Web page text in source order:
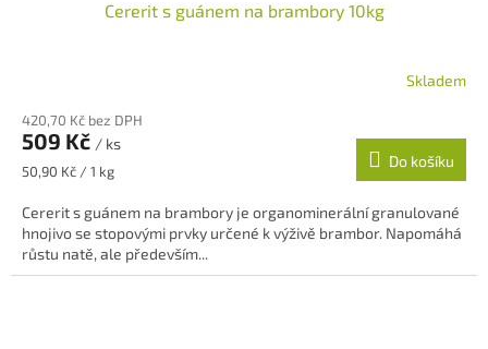
Cererit s guánem na brambory 10kg
produktu
je
5,0
5
hvězdiček.
Skladem
420,70 Kč bez DPH
509 Kč / ks
Měrná
50,90 Kč / 1 kg
Do košíku
Cererit s guánem na brambory je organominerální granulované
hnojivo se stopovými prvky určené k výživě brambor. Napomáhá
růstu natě, ale především...